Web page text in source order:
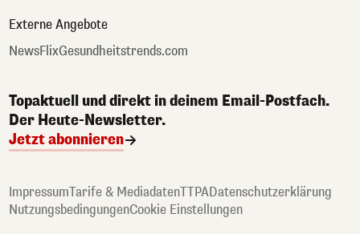
Externe Angebote
NewsFlixGesundheitstrends.com
Topaktuell und direkt in deinem Email-Postfach.
Der Heute-Newsletter.
Jetzt abonnieren
ImpressumTarife & MediadatenTTPADatenschutzerklärung
NutzungsbedingungenCookie Einstellungen